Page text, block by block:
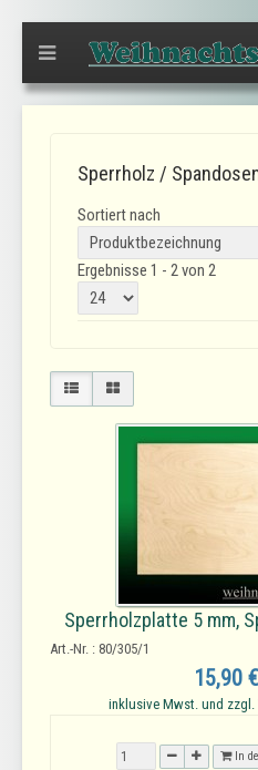
Sperrholz /
Sortiert nach
Ergebnisse 1 - 2 von 2
Sperrholzplatte 5 mm,
Art.-Nr. : 80/305/1
15,90 €
inklusive Mwst. und zzgl.
In